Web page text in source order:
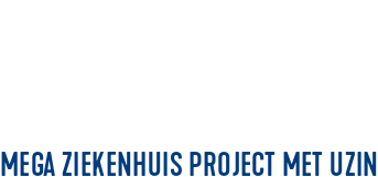
MEGA ZIEKENHUIS PROJECT MET UZIN